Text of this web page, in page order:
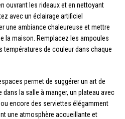
ouvrant les rideaux et en nettoyant
avec un éclairage artificiel
une ambiance chaleureuse et mettre
la maison. Remplacez les ampoules
de couleur dans chaque
permet de suggérer un art de
la salle à manger, un plateau avec
encore des serviettes élégamment
une atmosphère accueillante et